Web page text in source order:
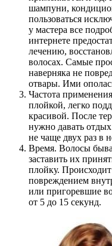
шампуни,
пользоваться
у мастера все
интернете
лечению,
волосах. Самые
наверняка не
отвары. Ими
Частота
плойкой, легко
красивой. После
нужно давать
не чаще двух раз в
Время. Волосы
заставить их
плойку.
повреждением
или пригоревшие
от 5 до 15 секунд.